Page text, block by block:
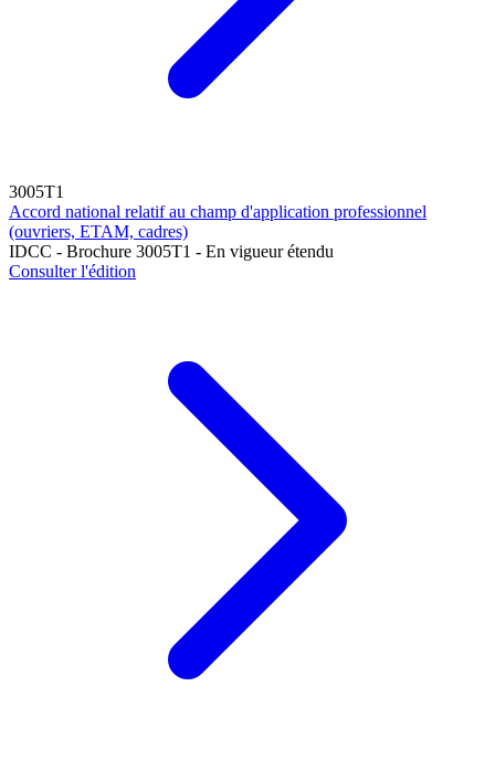
3005T1
Accord national relatif au champ d'application professionnel
(ouvriers, ETAM, cadres)
IDCC - Brochure 3005T1 - En vigueur étendu
Consulter l'édition